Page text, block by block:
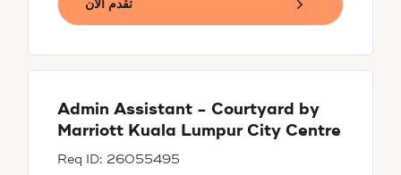
تقدم الآن
Admin Assistant - Courtyard by
Marriott Kuala Lumpur City Centre
26055495